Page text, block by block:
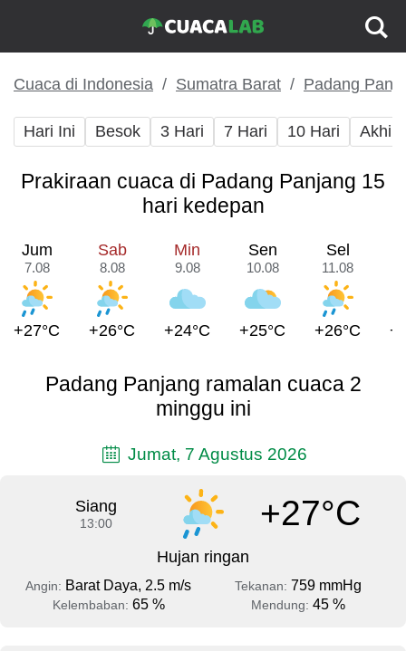
Cuaca di Indonesia Sumatra Barat Padang
Hari Ini Besok 3 Hari 7 Hari 10 Hari Akhir
Prakiraan cuaca di Padang Panjang 15
hari kedepan
Jum
7.08
+27°C
Sab
8.08
+26°C
Min
9.08
+24°C
Sen
10.08
+25°C
Sel
11.08
+26°C
Padang Panjang ramalan cuaca 2
minggu ini
Jumat, 7 Agustus 2026
Siang
13:00 +27°C
Hujan ringan
Angin: Barat Daya, 2.5 m/s Tekanan: 759 mmHg
Kelembaban: 65 % Mendung: 45 %